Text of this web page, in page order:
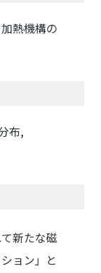
熱機構の
布
新たな磁
ョン」と